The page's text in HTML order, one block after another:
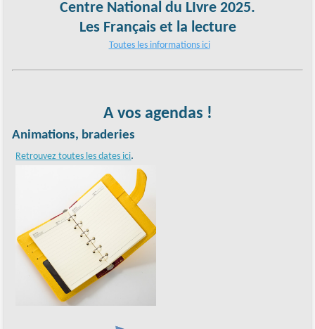
Centre National du LIvre 2025.
Les Français et la lecture
Toutes les informations ici
A vos agendas !
Animations, braderies
Retrouvez toutes les dates ici.